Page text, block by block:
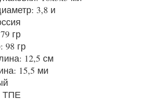
3,8 и
гр
98 гр
12,5 см
15,5 ми
ТПЕ